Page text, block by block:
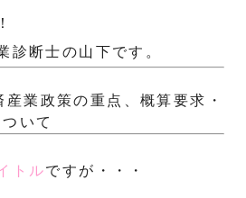
診断士の山下です。
業政策の重点、概算要求・
いて
トルですが・・・